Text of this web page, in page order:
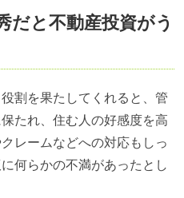
だと不動産投資がう
割を果たしてくれると、管
たれ、住む人の好感度を高
レームなどへの対応もしっ
何らかの不満があったとし